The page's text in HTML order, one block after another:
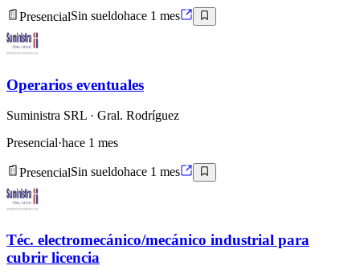
PresencialSin sueldohace 1 mes
Operarios eventuales
Suministra SRL · Gral. Rodríguez
Presencial·hace 1 mes
PresencialSin sueldohace 1 mes
Téc. electromecánico/mecánico industrial para
cubrir licencia